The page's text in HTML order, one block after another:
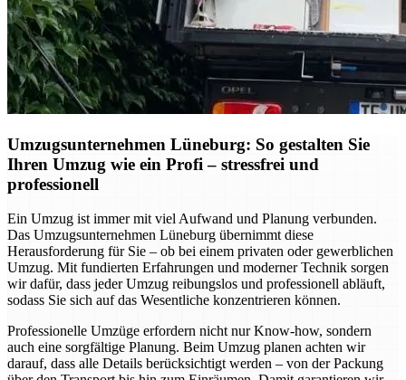
Umzugsunternehmen Lüneburg: So gestalten Sie
Ihren Umzug wie ein Profi – stressfrei und
professionell
Ein Umzug ist immer mit viel Aufwand und Planung verbunden.
Das Umzugsunternehmen Lüneburg übernimmt diese
Herausforderung für Sie – ob bei einem privaten oder gewerblichen
Umzug. Mit fundierten Erfahrungen und moderner Technik sorgen
wir dafür, dass jeder Umzug reibungslos und professionell abläuft,
sodass Sie sich auf das Wesentliche konzentrieren können.
Professionelle Umzüge erfordern nicht nur Know-how, sondern
auch eine sorgfältige Planung. Beim Umzug planen achten wir
darauf, dass alle Details berücksichtigt werden – von der Packung